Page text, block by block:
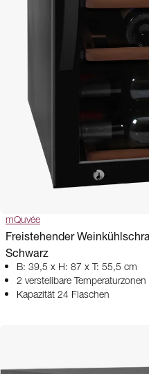
mQuvée
Freistehender
Schwarz
B: 39,5 x H: 87 x T: 55,5 cm
2 verstellbare Temperaturzonen
Kapazität 24 Flaschen